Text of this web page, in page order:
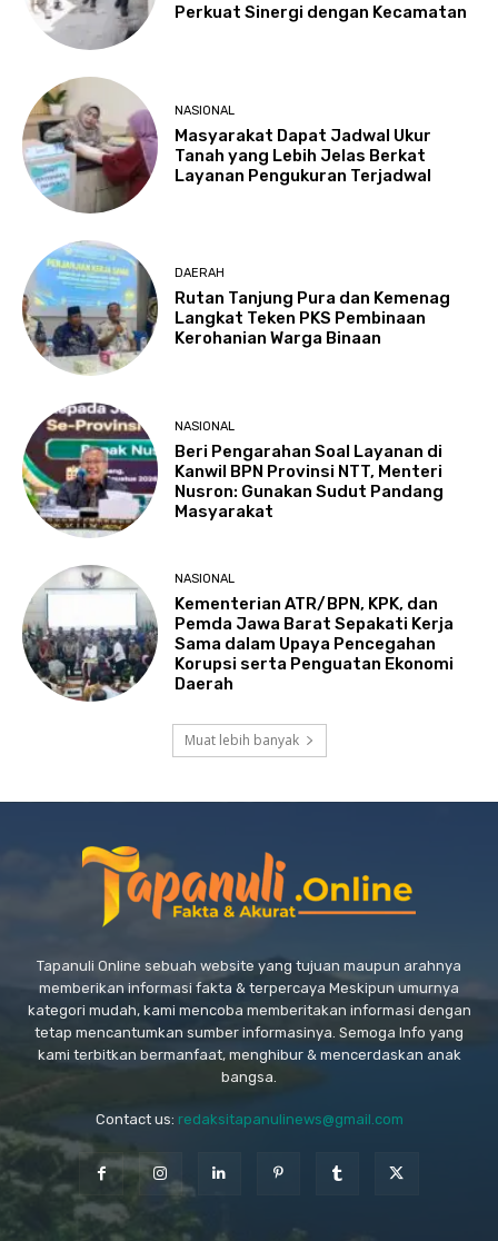
Perkuat Sinergi dengan Kecamatan
NASIONAL
Masyarakat Dapat Jadwal Ukur
Tanah yang Lebih Jelas Berkat
Layanan Pengukuran Terjadwal
DAERAH
Rutan Tanjung Pura dan Kemenag
Langkat Teken PKS Pembinaan
Kerohanian Warga Binaan
NASIONAL
Beri Pengarahan Soal Layanan di
Kanwil BPN Provinsi NTT, Menteri
Nusron: Gunakan Sudut Pandang
Masyarakat
NASIONAL
Kementerian ATR/BPN, KPK, dan
Pemda Jawa Barat Sepakati Kerja
Sama dalam Upaya Pencegahan
Korupsi serta Penguatan Ekonomi
Daerah
Muat lebih banyak
Tapanuli Online sebuah website yang tujuan maupun arahnya
memberikan informasi fakta & terpercaya Meskipun umurnya
kategori mudah, kami mencoba memberitakan informasi dengan
tetap mencantumkan sumber informasinya. Semoga Info yang
kami terbitkan bermanfaat, menghibur & mencerdaskan anak
bangsa.
Contact us: redaksitapanulinews@gmail.com